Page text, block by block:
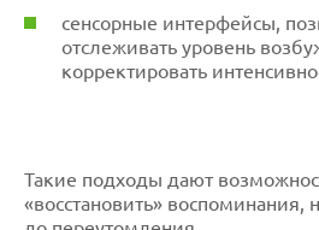
сенсорные интерфейсы,
отслеживать уровень
корректировать
Такие подходы дают
«восстановить» воспоминания,